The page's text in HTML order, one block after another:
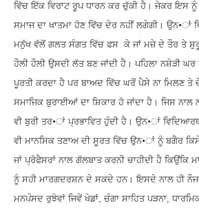
ਵਿੱਚ ਇੱਕ ਵਿਰਾਟ ਰੂਪ ਧਾਰਨ ਕਰ ਚੁੱਕੀ ਹੈ। ਜੇਕਰ ਇਸ
ਸਮਾਜ ਦਾ ਖਾਤਮਾ ਹੋਣ ਵਿੱਚ ਦੇਰ ਨਹੀਂ ਲਗੇਗੀ।
ਮਨੁੱਖ ਵੱਲੋਂ ਗਲਤ ਸੰਗਤ ਵਿੱਚ ਫਸ ਕੇ ਜਾਂ ਮਜ਼ੇ ਦੇ ਤੌਰ ਤੇ
ਹੌਲੀ ਹੌਲੀ ਉਸਦੀ ਲੱਤ ਬਣ ਜਾਂਦੀ ਹੈ। ਪਹਿਲਾ ਨਸ਼ੇੜੀ
ਪੂਰਤੀ ਕਰਦਾ ਹੈ ਪਰ ਬਾਅਦ ਵਿੱਚ ਘਰੋਂ ਪੈਸੇ ਨਾ ਮਿਲਣ ਤੇ
ਸਮਾਜਿਕ ਬੁਰਾਈਆਂ ਦਾ ਸ਼ਿਕਾਰ ਹੋ ਜਾਂਦਾ ਹੈ। ਜਿਸ ਨਾਲ
ਵੀ ਬੁਰੀ ਤਰ•ਾਂ ਪ੍ਰਭਾਵਿਤ ਹੁੰਦੀ ਹੈ। ਉਨ•ਾਂ
ਵੀ ਮਾਨਸਿਕ ਤਣਾਅ ਦੀ ਸੂਰਤ ਵਿੱਚ ਉਨ•ਾਂ ਨੂੰ ਬਗੈਰ
ਜਾਂ ਪ੍ਰੋਫੈਸਰਾਂ ਨਾਲ ਗੱਲਬਾਤ ਕਰਨੀ ਚਾਹੀਦੀ ਹੈ
ਨੂੰ ਸਹੀ ਮਾਰਗਦਰਸ਼ਨ ਦੇ ਸਕਦੇ ਹਨ। ਇਸਦੇ ਨਾਲ ਹੀ
ਮਨਪੰਸਦ ਰੁਝੇਵਾਂ ਜਿਵੇਂ ਖੇਡਾਂ, ਚੰਗਾ ਸਾਹਿਤ ਪੜਨਾ,